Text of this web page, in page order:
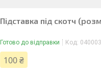
Підставка під скотч
Готово до відправки Код: 040003
100 ₴